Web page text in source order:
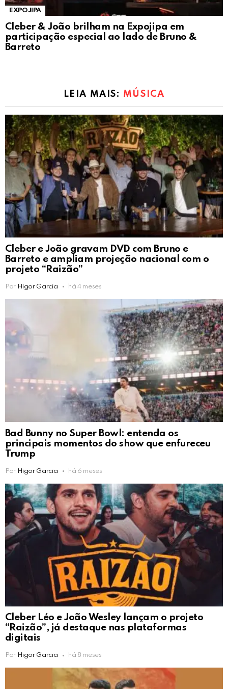
EXPOJIPA
Cleber & João brilham na Expojipa em
participação especial ao lado de Bruno &
Barreto
LEIA MAIS: MÚSICA
Cleber e João gravam DVD com Bruno e
Barreto e ampliam projeção nacional com o
projeto “Raizão”
Por Higor Garcia há 4 meses
Bad Bunny no Super Bowl: entenda os
principais momentos do show que enfureceu
Trump
Por Higor Garcia há 6 meses
Cleber Léo e João Wesley lançam o projeto
“Raizão”, já destaque nas plataformas
digitais
Por Higor Garcia há 8 meses